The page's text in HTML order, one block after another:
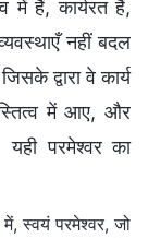
हैं, कार्यरत हैं,
नहीं बदल
द्वारा वे कार्य
में आए, और
परमेश्वर का
स्वयं परमेश्वर, जो